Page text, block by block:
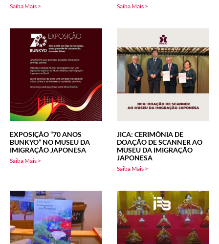
Saiba Mais > Saiba Mais >
EXPOSIÇÃO “70 ANOS
BUNKYO” NO MUSEU DA
IMIGRAÇÃO JAPONESA
Saiba Mais >
JICA: CERIMÔNIA DE
DOAÇÃO DE SCANNER AO
MUSEU DA IMIGRAÇÃO
JAPONESA
Saiba Mais >